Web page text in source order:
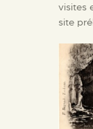
visites
site